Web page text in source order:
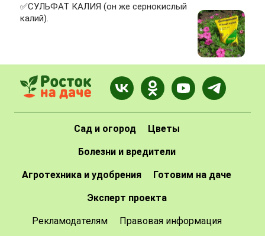
✅СУЛЬФАТ КАЛИЯ (он же сернокислый
калий).
Сад и огород Цветы
Болезни и вредители
Агротехника и удобрения Готовим на даче
Эксперт проекта
Рекламодателям Правовая информация